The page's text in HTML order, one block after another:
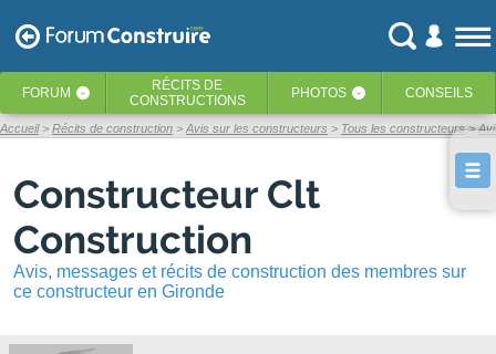
FORUM ‹ RÉCITS DE
CONSTRUCTIONS
PHOTOS ‹ CONSEILS
Accueil Récits de construction Avis sur les constructeurs Tous les constructeurs
Constructeur Clt
Construction
Avis, messages et récits de construction des membres sur
ce constructeur en Gironde